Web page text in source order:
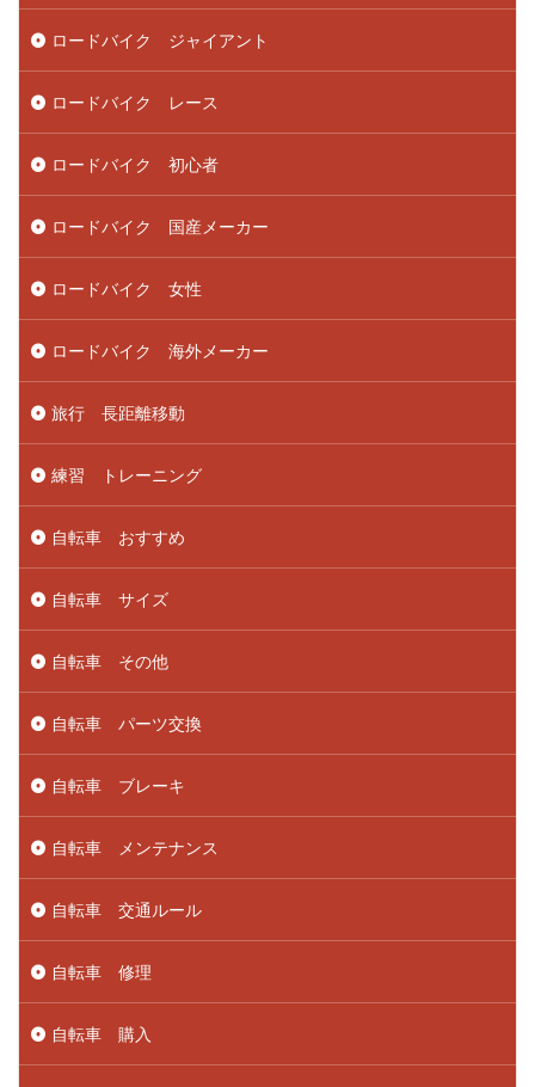
ロードバイク ジャイアント
ロードバイク レース
ロードバイク 初心者
ロードバイク 国産メーカー
ロードバイク 女性
ロードバイク 海外メーカー
旅行 長距離移動
練習 トレーニング
自転車 おすすめ
自転車 サイズ
自転車 その他
自転車 パーツ交換
自転車 ブレーキ
自転車 メンテナンス
自転車 交通ルール
自転車 修理
自転車 購入